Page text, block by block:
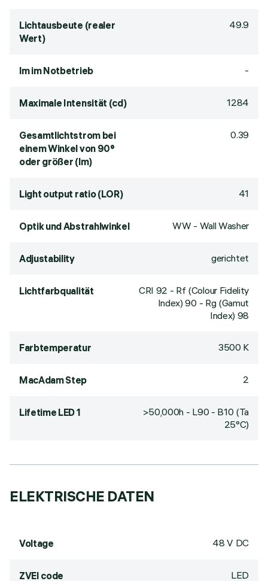
Lichtausbeute (realer
Wert)
49.9
lm im Notbetrieb -
Maximale Intensität (cd) 1284
Gesamtlichtstrom bei
einem Winkel von 90°
oder größer (lm)
0.39
Light output ratio (LOR) 41
Optik und Abstrahlwinkel WW - Wall Washer
Adjustability gerichtet
Lichtfarbqualität CRI 92 - Rf (Colour Fidelity
Index) 90 - Rg (Gamut
Index) 98
Farbtemperatur 3500 K
MacAdam Step 2
Lifetime LED 1
>50,000h - L90 - B10 (Ta
25°C)
ELEKTRISCHE DATEN
Voltage 48 V DC
ZVEI code LED